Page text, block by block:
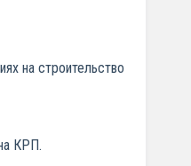
на строительство
КРП.